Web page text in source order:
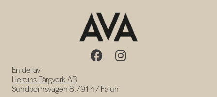
En del av
Herdins Färgverk AB
Sundbornsvägen 8, 791 47 Falun